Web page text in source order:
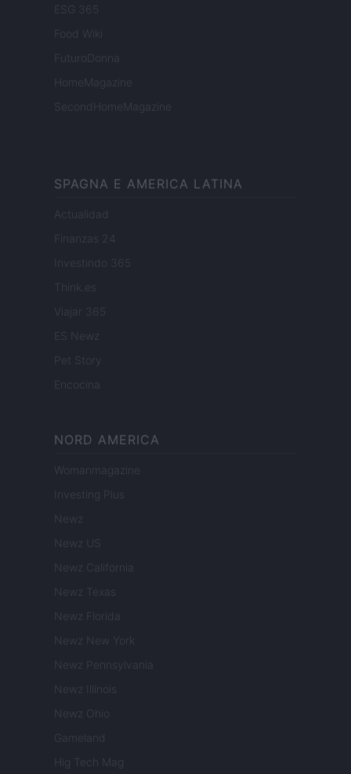
ESG 365
Food Wiki
FuturoDonna
HomeMagazine
SecondHomeMagazine
SPAGNA E AMERICA LATINA
Actualidad
Finanzas 24
Investindo 365
Think.es
Viajar 365
ES Newz
Pet Story
Encocina
NORD AMERICA
Womanmagazine
Investing Plus
Newz
Newz US
Newz California
Newz Texas
Newz Florida
Newz New York
Newz Pennsylvania
Newz Illinois
Newz Ohio
Gameland
Hig Tech Mag